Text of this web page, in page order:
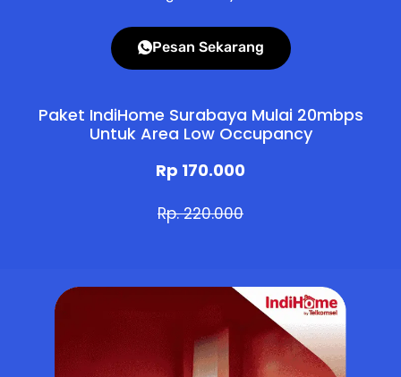
Pesan Sekarang
Paket IndiHome Surabaya Mulai 20mbps
Untuk Area Low Occupancy
Rp 170.000
Rp. 220.000